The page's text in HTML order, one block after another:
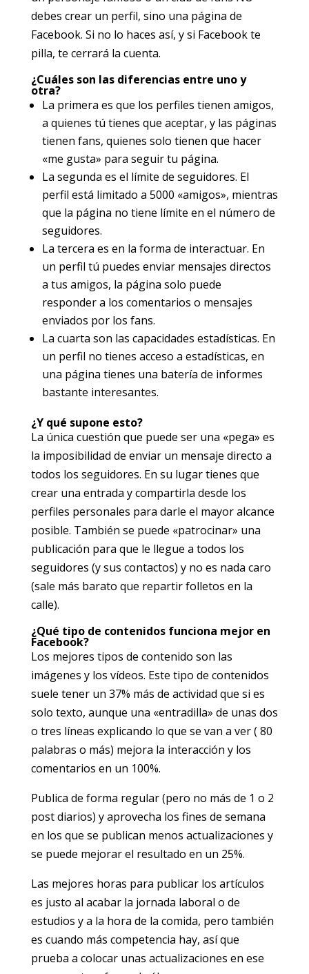
debes crear un perfil, sino una página de
Facebook. Si no lo haces así, y si Facebook te
pilla, te cerrará la cuenta.
¿Cuáles son las diferencias entre uno y
otra?
La primera es que los perfiles tienen amigos,
a quienes tú tienes que aceptar, y las páginas
tienen fans, quienes solo tienen que hacer
«me gusta» para seguir tu página.
La segunda es el límite de seguidores. El
perfil está limitado a 5000 «amigos», mientras
que la página no tiene límite en el número de
seguidores.
La tercera es en la forma de interactuar. En
un perfil tú puedes enviar mensajes directos
a tus amigos, la página solo puede
responder a los comentarios o mensajes
enviados por los fans.
La cuarta son las capacidades estadísticas. En
un perfil no tienes acceso a estadísticas, en
una página tienes una batería de informes
bastante interesantes.
¿Y qué supone esto?
La única cuestión que puede ser una «pega» es
la imposibilidad de enviar un mensaje directo a
todos los seguidores. En su lugar tienes que
crear una entrada y compartirla desde los
perfiles personales para darle el mayor alcance
posible. También se puede «patrocinar» una
publicación para que le llegue a todos los
seguidores (y sus contactos) y no es nada caro
(sale más barato que repartir folletos en la
calle).
¿Qué tipo de contenidos funciona mejor en
Facebook?
Los mejores tipos de contenido son las
imágenes y los vídeos. Este tipo de contenidos
suele tener un 37% más de actividad que si es
solo texto, aunque una «entradilla» de unas dos
o tres líneas explicando lo que se van a ver ( 80
palabras o más) mejora la interacción y los
comentarios en un 100%.
Publica de forma regular (pero no más de 1 o 2
post diarios) y aprovecha los fines de semana
en los que se publican menos actualizaciones y
se puede mejorar el resultado en un 25%.
Las mejores horas para publicar los artículos
es justo al acabar la jornada laboral o de
estudios y a la hora de la comida, pero también
es cuando más competencia hay, así que
prueba a colocar unas actualizaciones en ese